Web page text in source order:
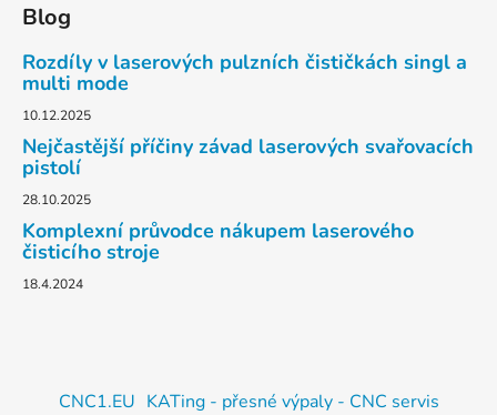
Blog
Rozdíly v laserových pulzních čističkách singl a
multi mode
10.12.2025
Nejčastější příčiny závad laserových svařovacích
pistolí
28.10.2025
Komplexní průvodce nákupem laserového
čisticího stroje
18.4.2024
CNC1.EU KATing - přesné výpaly - CNC servis